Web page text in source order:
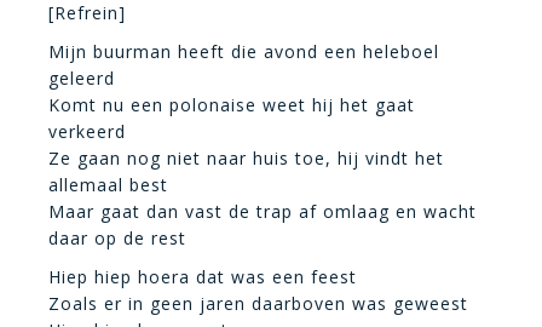
[Refrein]
Mijn buurman heeft die avond een heleboel
geleerd
Komt nu een polonaise weet hij het gaat
verkeerd
Ze gaan nog niet naar huis toe, hij vindt het
allemaal best
Maar gaat dan vast de trap af omlaag en wacht
daar op de rest
Hiep hiep hoera dat was een feest
Zoals er in geen jaren daarboven was geweest